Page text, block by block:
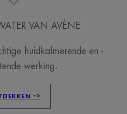
VAN AVÈNE
huidkalmerende en -
werking.
->